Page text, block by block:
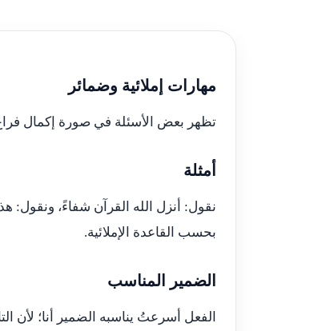
مهارات إملائية وضمائر
تظهر بعض الأسئلة في صورة إكمال
أمثلة
نقول: أنزل الله القرآن شفاءً، ونقول:
بحسب القاعدة الإملائية.
الضمير المناسب
الفعل أسرعتُ يناسبه الضمير أنا؛ لأن